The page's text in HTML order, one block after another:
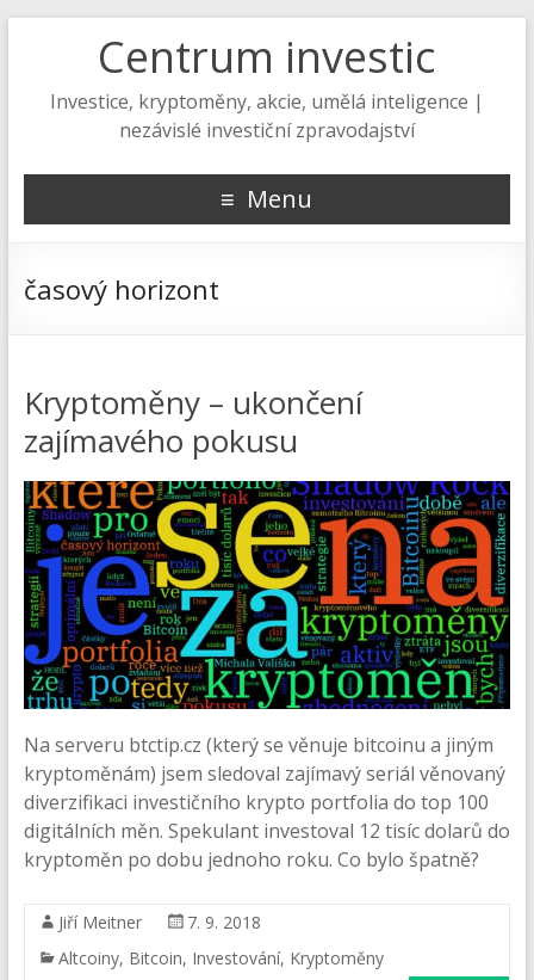
Centrum investic
Investice, kryptoměny, akcie, umělá inteligence |
nezávislé investiční zpravodajství
Menu
časový horizont
Kryptoměny – ukončení
zajímavého pokusu
Na serveru btctip.cz (který se věnuje bitcoinu a jiným
kryptoměnám) jsem sledoval zajímavý seriál věnovaný
diverzifikaci investičního krypto portfolia do top 100
digitálních měn. Spekulant investoval 12 tisíc dolarů do
kryptoměn po dobu jednoho roku. Co bylo špatně?
Jiří Meitner
7. 9. 2018
Altcoiny, Bitcoin, Investování, Kryptoměny